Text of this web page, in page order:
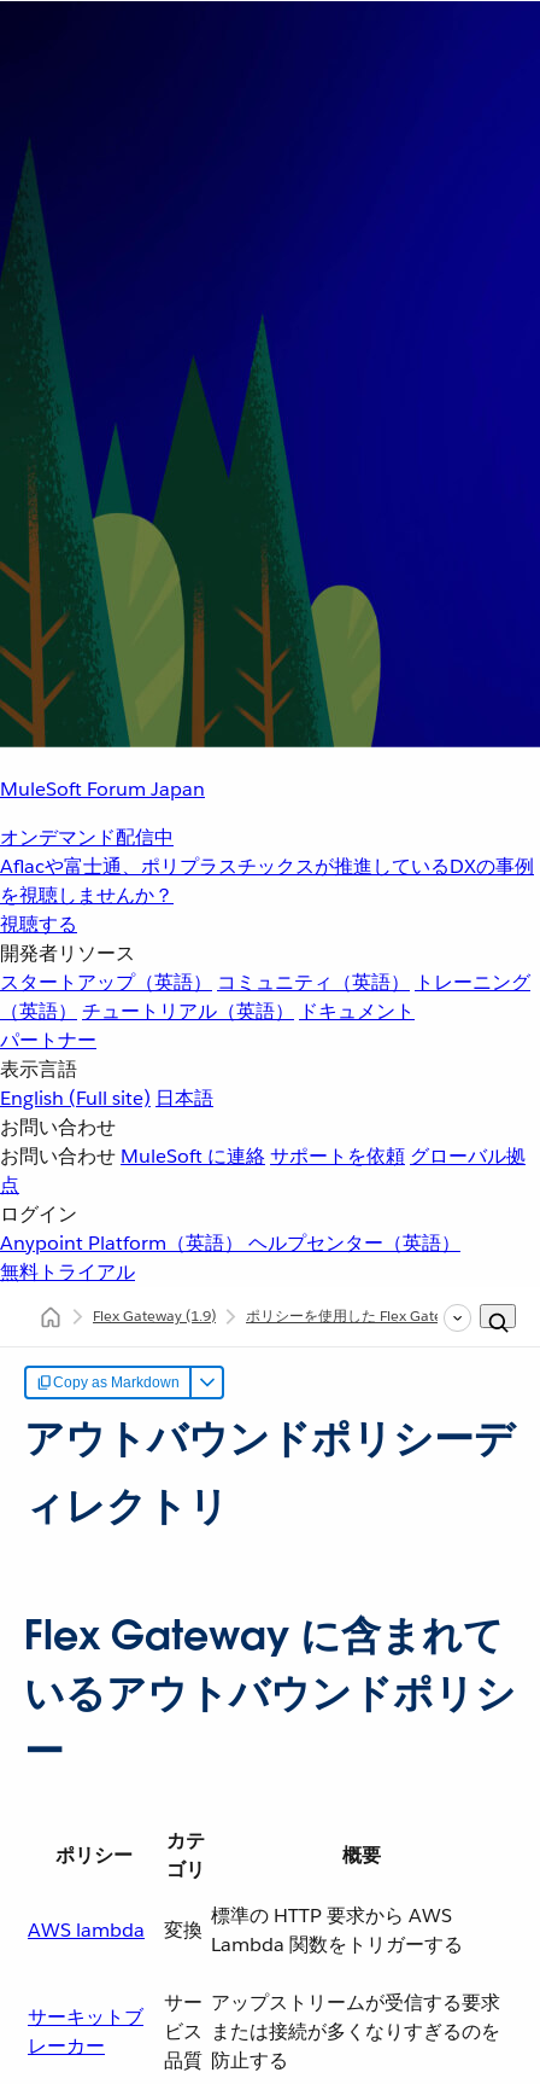
MuleSoft Forum Japan
オンデマンド配信中
Aflacや富士通、ポリプラスチックスが推進しているDXの事例
を視聴しませんか？
視聴する
開発者リソース
スタートアップ（英語）
コミュニティ（英語）
トレーニング
（英語）
チュートリアル（英語）
ドキュメント
パートナー
表示言語
English (Full site) 日本語
お問い合わせ
お問い合わせ MuleSoft に連絡サポートを依頼 グローバル拠
点
ログイン
Anypoint Platform（英語） ヘルプセンター（英語）
無料トライアル
Flex Gateway(1.9) ポリシーを使用した Flex Gateway API の保
Copy as Markdown
アウトバウンドポリシーデ
ィレクトリ
Flex Gateway に含まれて
いるアウトバウンドポリシ
ー
ポリシー
カテ
ゴリ
概要
AWS lambda 変換
標準の HTTP 要求から AWS
Lambda 関数をトリガーする
サーキットブ
レーカー
サー
ビス
品質
アップストリームが受信する要求
または接続が多くなりすぎるのを
防止する